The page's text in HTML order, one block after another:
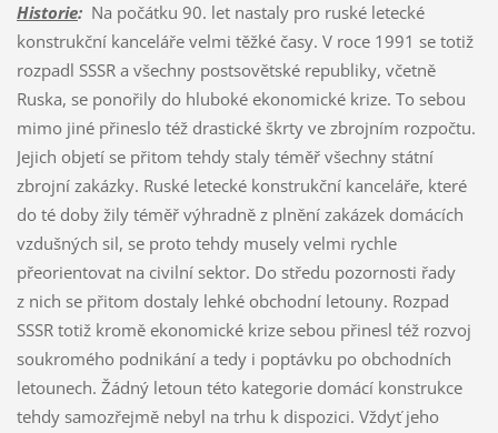
Historie:Na počátku 90. let nastaly pro ruské letecké
konstrukční kanceláře velmi těžké časy. V roce 1991 se totiž
rozpadl SSSR a všechny postsovětské republiky, včetně
Ruska, se ponořily do hluboké ekonomické krize. To sebou
mimo jiné přineslo též drastické škrty ve zbrojním rozpočtu.
Jejich objetí se přitom tehdy staly téměř všechny státní
zbrojní zakázky. Ruské letecké konstrukční kanceláře, které
do té doby žily téměř výhradně z plnění zakázek domácích
vzdušných sil, se proto tehdy musely velmi rychle
přeorientovat na civilní sektor. Do středu pozornosti řady
z nich se přitom dostaly lehké obchodní letouny. Rozpad
SSSR totiž kromě ekonomické krize sebou přinesl též rozvoj
soukromého podnikání a tedy i poptávku po obchodních
letounech. Žádný letoun této kategorie domácí konstrukce
tehdy samozřejmě nebyl na trhu k dispozici. Vždyť jeho